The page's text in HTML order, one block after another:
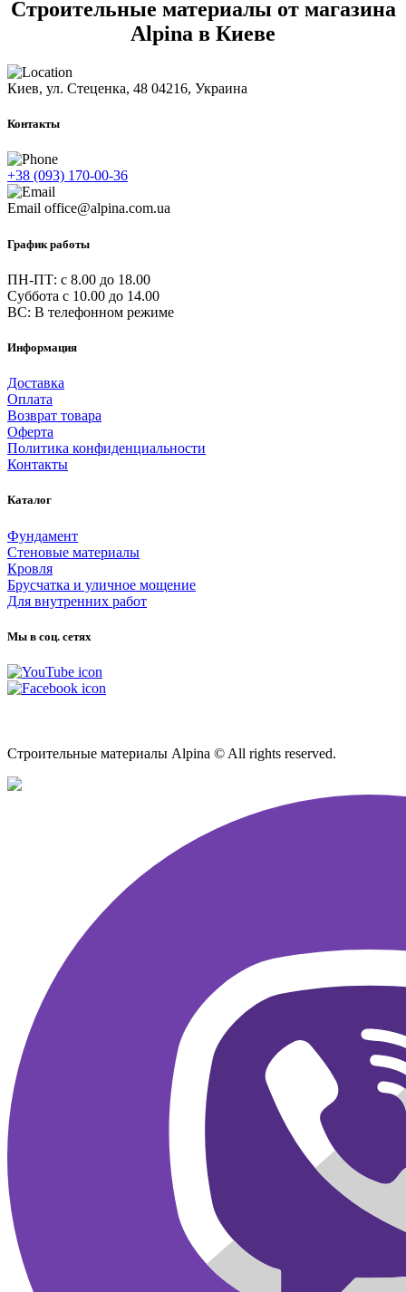
Строительные материалы от магазина
Alpina в Киеве
Киев, ул. Стеценка, 48 04216, Украина
Контакты
+38 (093) 170-00-36
Email office@alpina.com.ua
График работы
ПН-ПТ: c 8.00 до 18.00
Суббота с 10.00 до 14.00
ВС: В телефонном режиме
Информация
Доставка
Оплата
Возврат товара
Оферта
Политика конфиденциальности
Контакты
Каталог
Фундамент
Стеновые материалы
Кровля
Брусчатка и уличное мощение
Для внутренних работ
Мы в соц. сетях
Строительные материалы Alpina © All rights reserved.